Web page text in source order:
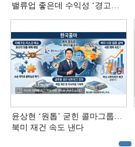
밸류업 좋은데 수익성 ‘경고등ʼ
윤상현 ‘원톱ʼ 굳힌 콜마그룹…
북미 재건 속도 낸다